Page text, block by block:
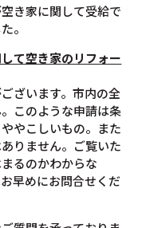
き家に関して受給で
。
して空き家のリフォー
ざいます。市内の全
このような申請は条
やこしいもの。また
りません。ご覧いた
るのかわからな
早めにお問合せくだ